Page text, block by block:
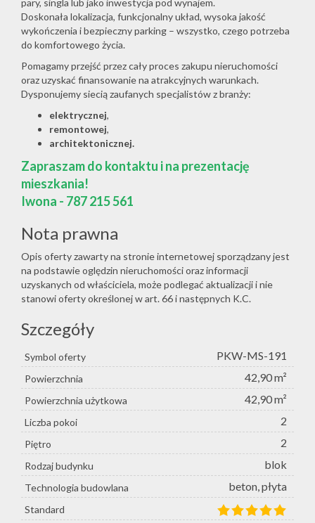
pary, singla lub jako inwestycja pod wynajem.
Doskonała lokalizacja, funkcjonalny układ, wysoka jakość
wykończenia i bezpieczny parking – wszystko, czego potrzeba
do komfortowego życia.
Pomagamy przejść przez cały proces zakupu nieruchomości
oraz uzyskać finansowanie na atrakcyjnych warunkach.
Dysponujemy siecią zaufanych specjalistów z branży:
elektrycznej,
remontowej,
architektonicznej.
Zapraszam do kontaktu i na prezentację
mieszkania!
Iwona - 787 215 561
Nota prawna
Opis oferty zawarty na stronie internetowej sporządzany jest
na podstawie oględzin nieruchomości oraz informacji
uzyskanych od właściciela, może podlegać aktualizacji i nie
stanowi oferty określonej w art. 66 i następnych K.C.
Szczegóły
Symbol oferty PKW-MS-191
Powierzchnia 42,90 m²
Powierzchnia użytkowa 42,90 m²
Liczba pokoi 2
Piętro 2
Rodzaj budynku blok
Technologia budowlana beton, płyta
Standard